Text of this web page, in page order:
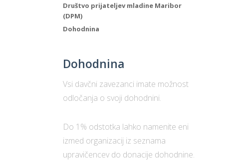
Društvo prijateljev mladine Maribor
(DPM)
Dohodnina
Dohodnina
Vsi davčni zavezanci imate možnost
odločanja o svoji dohodnini.
Do 1% odstotka lahko namenite eni
izmed organizacij iz seznama
upravičencev do donacije dohodnine.